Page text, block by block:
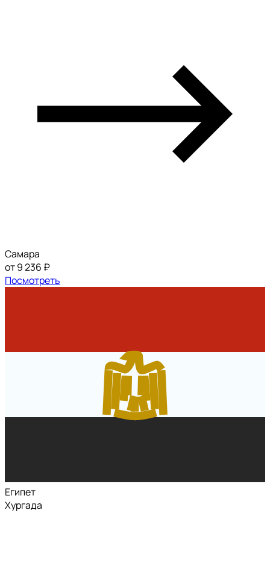
Самара
от 9 236 ₽
Посмотреть
Египет
Хургада